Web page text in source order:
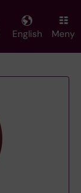
English Meny